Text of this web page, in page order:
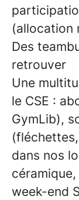
(allocation
Des
retrouver
Une
le CSE :
GymLib),
dans nos
week-end